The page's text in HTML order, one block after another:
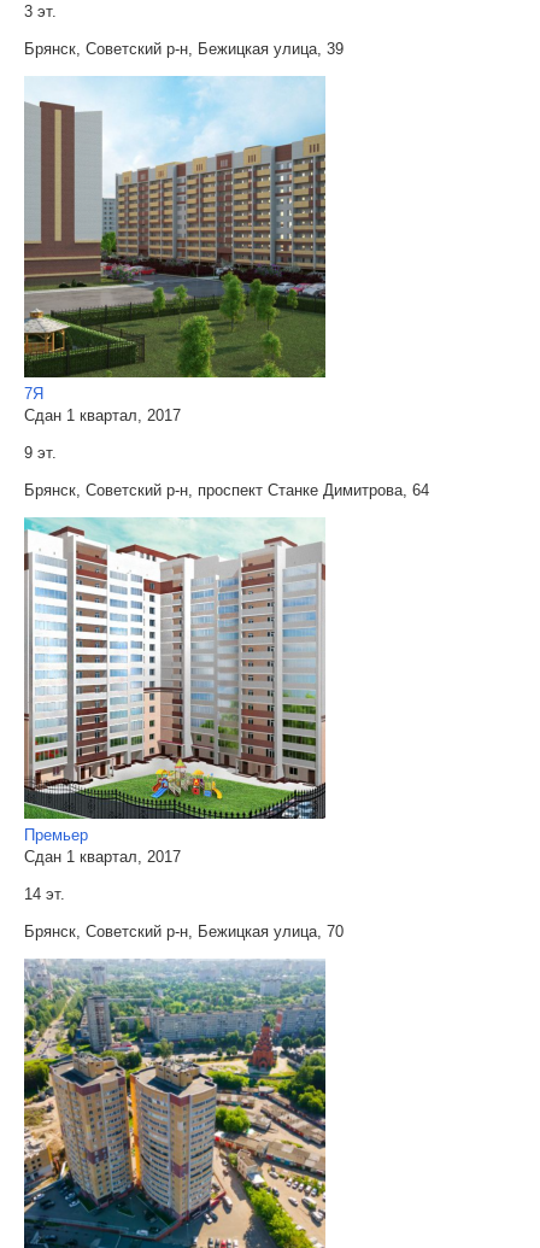
3 эт.
Брянск, Советский р-н, Бежицкая улица, 39
7Я
Сдан 1 квартал, 2017
9 эт.
Брянск, Советский р-н, проспект Станке Димитрова, 64
Премьер
Сдан 1 квартал, 2017
14 эт.
Брянск, Советский р-н, Бежицкая улица, 70